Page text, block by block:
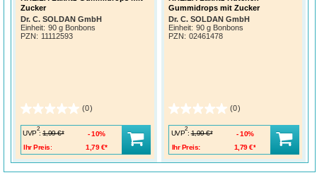
Zucker
Dr. C. SOLDAN GmbH
Einheit: 90 g Bonbons
PZN: 11112593
(0)
UVP
2
: 1,99 €*
Ihr Preis:
1,79 €*
10%
Gummidrops mit Zucker
Dr. C. SOLDAN GmbH
Einheit: 90 g Bonbons
PZN: 02461478
(0)
UVP
2
: 1,99 €*
Ihr Preis:
1,79 €*
10%